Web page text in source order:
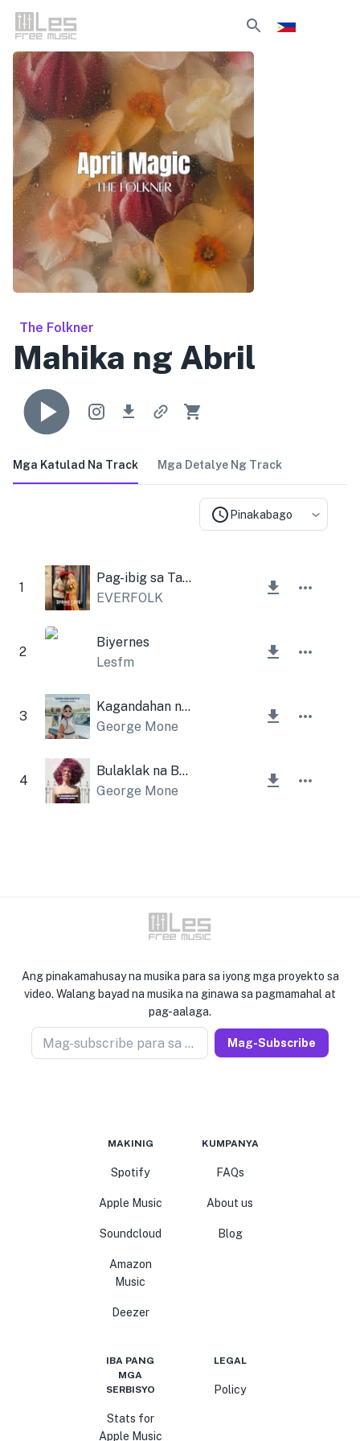
The Folkner
Mahika ng Abril
Mga Katulad Na Track Mga Detalye Ng Track
Pinakabago
1
Pag-ibig sa Tagsibol
EVERFOLK
2
Biyernes
Lesfm
3
Kagandahan ng Araw
George Mone
4
Bulaklak na Buhok
George Mone
Ang pinakamahusay na musika para sa iyong mga proyekto sa
video. Walang bayad na musika na ginawa sa pagmamahal at
pag-aalaga.
Mag-subscribe para sa newseller Mag-Subscribe
MAKINIG
Spotify
Apple Music
Soundcloud
Amazon
Music
Deezer
KUMPANYA
FAQs
About us
Blog
IBA PANG
MGA
SERBISYO
Stats for
Apple Music
LEGAL
Policy